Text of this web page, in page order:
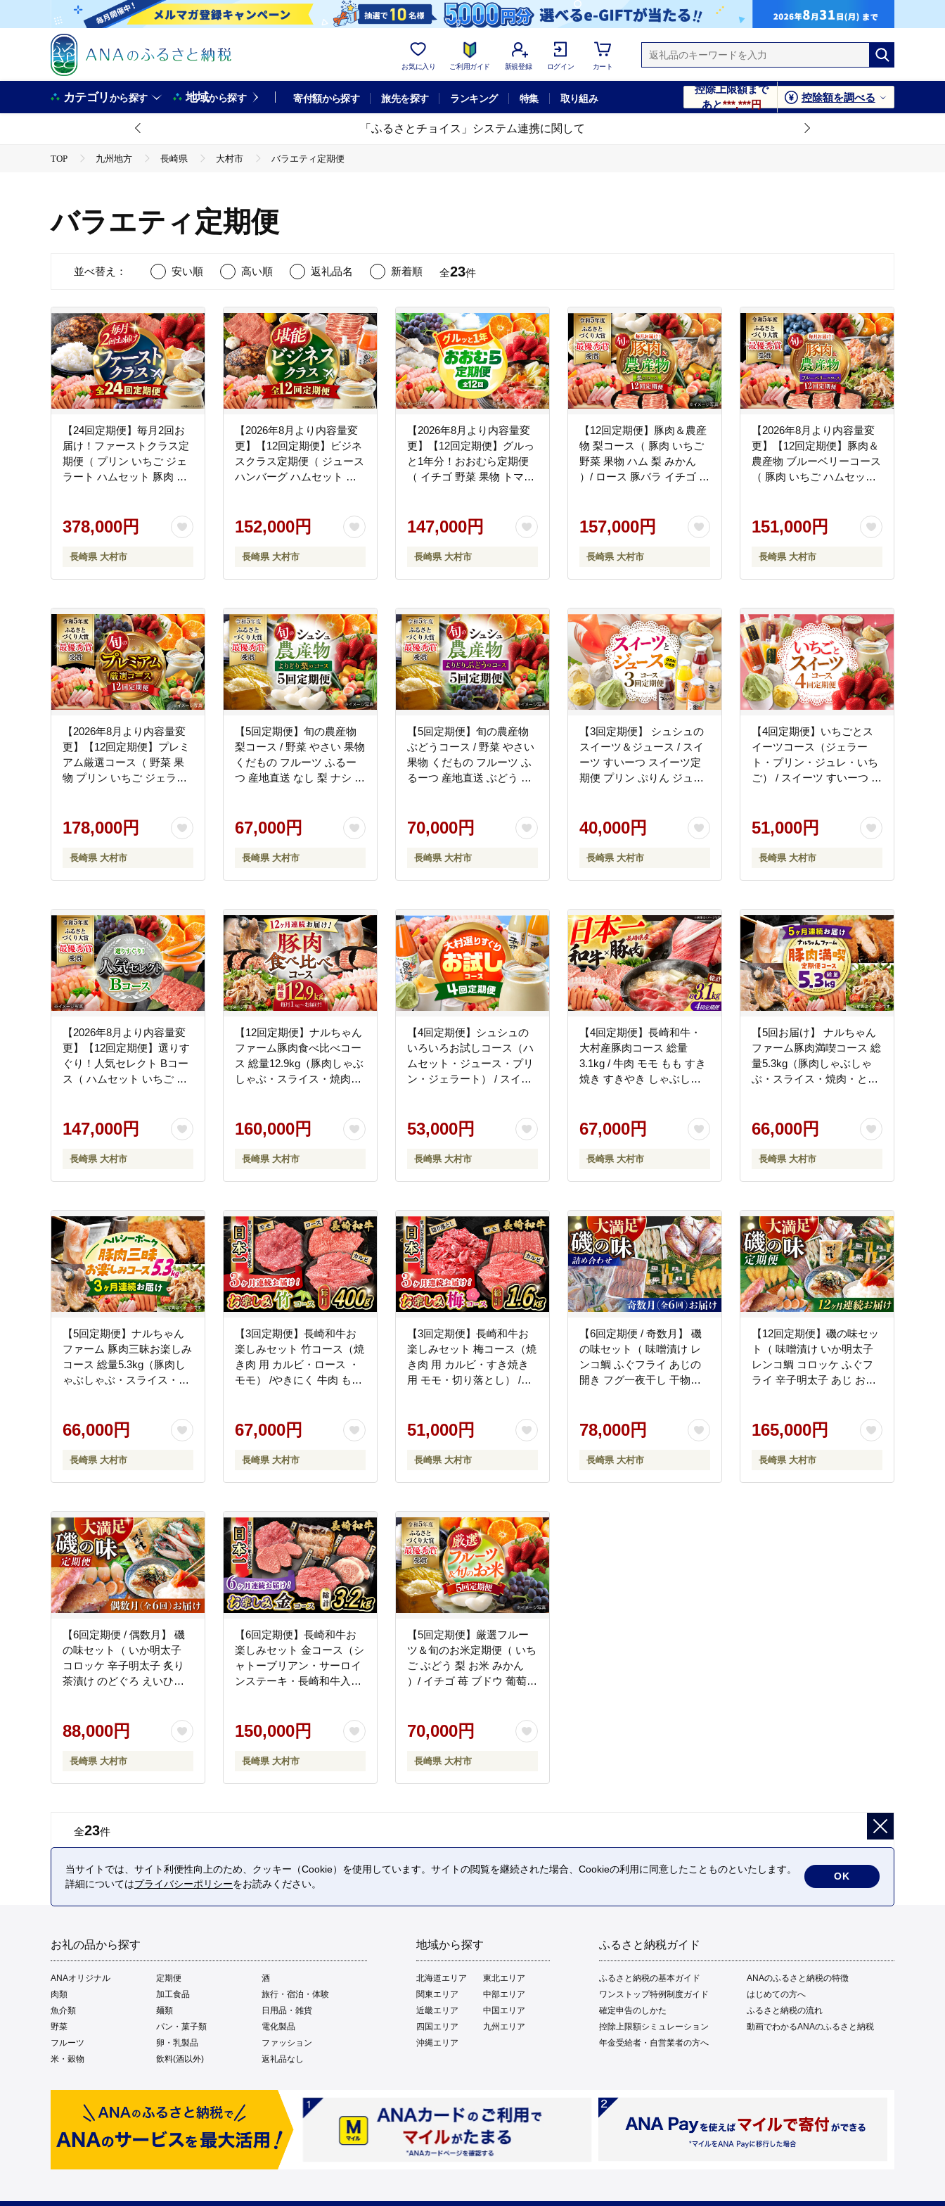
お気に入り ご利用ガイド 新規登録 ログイン カート
カテゴリから探す 地域から探す 寄付額から探す 旅先を探す ランキング 特集 取り組み
控除上限額まで
あと***,***円
控除額を調べる
「ふるさとチョイス」システム連携に関して
TOP 九州地方 長崎県 大村市 バラエティ定期便
バラエティ定期便
並べ替え： 安い順 高い順 返礼品名 新着順 全23件
【24回定期便】毎月2回お
届け！ファーストクラス定
期便（ プリン いちご ジェ
ラート ハムセット 豚肉 ジ
チゴ 苺 ロースハム ウイン
ナー フランク ロース モモ
バラ 葡萄 ブドウ 米 コメ こ
378,000円
長崎県 大村市
【2026年8月より内容量変
更】【12回定期便】ビジネ
スクラス定期便（ ジュース
ハンバーグ ハムセット ジ
んばーぐ ロースハム ハム
ウインナー フランク じぇ
らーと じゅれ ロース ろー
152,000円
長崎県 大村市
【2026年8月より内容量変
更】【12回定期便】グルっ
と1年分！おおむら定期便
（ イチゴ 野菜 果物 トマト
米 みかん ）/ いちご やさい
くだもの とまと はむ ウイ
ンナー ういんなー じゅー
定期便 / 大村市 / おおむら
夢ファームシュシュ
[ACAA122]
147,000円
長崎県 大村市
【12回定期便】豚肉＆農産
物 梨コース（ 豚肉 いちご
野菜 果物 ハム 梨 みかん
）/ ロース 豚バラ イチゴ 苺
蜜柑 定期便 / 大村市 / おお
むら夢ファームシュシュ
[ACAA125]
157,000円
長崎県 大村市
【2026年8月より内容量変
更】【12回定期便】豚肉＆
農産物 ブルーベリーコース
（ 豚肉 いちご ハムセット
バラ イチゴ 苺 やさい くだ
もの フルーツ ふるーつ ロ
ースハム ウインナー フラ
ムシュシュ[ACAA124]
151,000円
長崎県 大村市
【2026年8月より内容量変
更】【12回定期便】プレミ
アム厳選コース（ 野菜 果
物 プリン いちご ジェラー
かん お米 ）/ やさい くだも
の フルーツ ふるーつ イチ
ゴ 苺 サーロインステーキ
定期便 / 大村市 / おおむら
夢ファームシュシュ
[ACAA126]
178,000円
長崎県 大村市
【5回定期便】旬の農産物
梨コース / 野菜 やさい 果物
くだもの フルーツ ふるー
つ 産地直送 なし 梨 ナシ フ
[ACAA121]
67,000円
長崎県 大村市
【5回定期便】旬の農産物
ぶどうコース / 野菜 やさい
果物 くだもの フルーツ ふ
るーつ 産地直送 ぶどう 葡
ムシュシュ[ACAA120]
70,000円
長崎県 大村市
【3回定期便】 シュシュの
スイーツ＆ジュース / スイ
ーツ すいーつ スイーツ定
期便 プリン ぷりん ジュー
ェラート じぇらーと / 大村
市 / おおむら夢ファームシ
ュシュ[ACAA059]
40,000円
長崎県 大村市
【4回定期便】いちごとス
イーツコース（ジェラー
ト・プリン・ジュレ・いち
ご） / スイーツ すいーつ ス
アイス あいす アイスクリ
ーム あいすくりーむ ジェ
ラート じぇらーと いちご
51,000円
長崎県 大村市
【2026年8月より内容量変
更】【12回定期便】選りす
ぐり！人気セレクト Bコー
ス（ ハムセット いちご ト
どう お米 みかん 野菜 果物
）/ ロースハム ハム ウイン
ナー フランク イチゴ 苺 と
定期便 / 大村市 / おおむら
夢ファームシュシュ
[ACAA123]
147,000円
長崎県 大村市
【12回定期便】ナルちゃん
ファーム豚肉食べ比べコー
ス 総量12.9kg（豚肉しゃぶ
しゃぶ・スライス・焼肉・
ウインナー ういんなー フ
ランク 豚ロース ロース ろ
ーす 豚モモ モモ もも 豚バ
夢ファームシュシ
[ACAA095]
160,000円
長崎県 大村市
【4回定期便】シュシュの
いろいろお試しコース（ハ
ムセット・ジュース・プリ
ン・ジェラート） / スイー
アイス あいす アイスクリ
ーム あいすくりーむ ジェ
ラート じぇらーと 豚肉 ロ
夢ファームシュシュ
[ACAA069]
53,000円
長崎県 大村市
【4回定期便】長崎和牛・
大村産豚肉コース 総量
3.1kg / 牛肉 モモ もも すき
焼き すきやき しゃぶしゃ
モ もも 豚バラ バラ ばら ロ
ースハム ハム はむ ウイン
ナー ういんなー フランク
67,000円
長崎県 大村市
【5回お届け】 ナルちゃん
ファーム豚肉満喫コース 総
量5.3kg（豚肉しゃぶしゃ
ぶ・スライス・焼肉・とん
ハム はむ ウインナー うい
んなー フランク 豚ロース
ロース ろーす 豚モモ モモ
ファームシュシュ
[ACAA072]
66,000円
長崎県 大村市
【5回定期便】ナルちゃん
ファーム 豚肉三昧お楽しみ
コース 総量5.3kg（豚肉し
ゃぶしゃぶ・スライス・焼
ム ハム はむ ウインナー う
いんなー フランク 豚ロー
ス ロース ろーす 豚モモ モ
夢ファームシュシュ
[ACAA075]
66,000円
長崎県 大村市
【3回定期便】長崎和牛お
楽しみセット 竹コース（焼
き肉 用 カルビ・ロース ・
モモ） /やきにく 牛肉 もも
67,000円
長崎県 大村市
【3回定期便】長崎和牛お
楽しみセット 梅コース（焼
き肉 用 カルビ・すき焼き
用 モモ・切り落とし） /や
大村市 かとりストアー
[ACAN065]
51,000円
長崎県 大村市
【6回定期便 / 奇数月】 磯
の味セット（ 味噌漬け レ
ンコ鯛 ふぐフライ あじの
開き フグ一夜干し 干物セ
ぐ フグ 河豚 一夜干し 明太
子 めいたいこ 干物 ひもの /
大村市 / 株式会社ナガスイ
78,000円
長崎県 大村市
【12回定期便】磯の味セッ
ト（ 味噌漬け いか明太子
レンコ鯛 コロッケ ふぐフ
ライ 辛子明太子 あじ お茶
こ 明太子 タイ 鯛 たい フグ
フライ アジ フグ ノドグロ
えいひれ / 大村市 / 株式会
165,000円
長崎県 大村市
【6回定期便 / 偶数月】 磯
の味セット（ いか明太子
コロッケ 辛子明太子 炙り
茶漬け のどぐろ えいひれ
むつ あかむつ ノドグロ 鯛
茶漬け エイヒレ 干物 ひも
の / 大村市 / 株式会社ナガ
88,000円
長崎県 大村市
【6回定期便】長崎和牛お
楽しみセット 金コース（シ
ャトーブリアン・サーロイ
ンステーキ・長崎和牛入り
ハンバーグ はんばーぐ お
かず 惣菜 小分け やきにく
もも 和牛 ステーキ/ / 大村
150,000円
長崎県 大村市
【5回定期便】厳選フルー
ツ＆旬のお米定期便（ いち
ご ぶどう 梨 お米 みかん
）/ イチゴ 苺 ブドウ 葡萄
ーつ 果物 くだもの フルー
ツ定期便 / 大村市 / おおむ
ら夢ファームシュシュ
70,000円
長崎県 大村市
全23件
お礼の品から探す
ANAオリジナル 定期便
酒
肉類
加工食品
旅行・宿泊・体験
魚介類
麺類
日用品・雑貨
野菜
パン・菓子類
電化製品
フルーツ
卵・乳製品
ファッション
米・穀物
飲料(酒以外) 返礼品なし
地域から探す
北海道エリア
東北エリア
関東エリア
中部エリア
近畿エリア
中国エリア
四国エリア
九州エリア
沖縄エリア
ふるさと納税ガイド
ふるさと納税の基本ガイド
ANAのふるさと納税の特徴
ワンストップ特例制度ガイド
はじめての方へ
確定申告のしかた
ふるさと納税の流れ
控除上限額シミュレーション
動画でわかるANAのふるさと納税
年金受給者・自営業者の方へ
当サイトでは、サイト利便性向上のため、クッキー（Cookie）を使用しています。サイトの閲覧を継続された場合、Cookieの利用に同意したことものといたします。
詳細についてはプライバシーポリシーをお読みください。
OK